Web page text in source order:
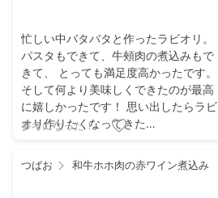
忙しい中バタバタと作ったラビオリ。
パスタもできて、牛頰肉の煮込みもで
きて、 とっても満足度高かったです。
そして何より美味しくできたのが最高
に嬉しかったです！ 思い出したらラビ
オリ作りたくなってきた…
参考になった！
つばお 和牛ホホ肉の赤ワイン煮込み